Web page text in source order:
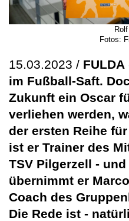
Fotos:
15.03.2023 / FULDA
im Fußball-Saft.
Zukunft ein Oscar
verliehen werden,
der ersten Reihe
ist er Trainer des
TSV Pilgerzell -
übernimmt er
Coach des
Die Rede ist -